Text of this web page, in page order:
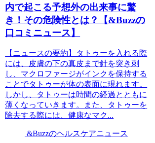
内で起こる予想外の出来事に驚
き！その危険性とは？【&Buzzの
口コミニュース】
【ニュースの要約】タトゥーを入れる際
には、皮膚の下の真皮まで針を突き刺
し、マクロファージがインクを保持する
ことでタトゥーが体の表面に現れます。
しかし、タトゥーは時間の経過とともに
薄くなっていきます。また、タトゥーを
除去する際には、健康なマク...
&Buzzのヘルスケアニュース